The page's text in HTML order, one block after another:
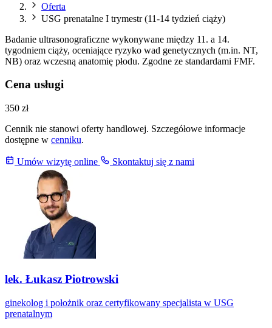
Oferta
USG prenatalne I trymestr (11-14 tydzień ciąży)
Badanie ultrasonograficzne wykonywane między 11. a 14.
tygodniem ciąży, oceniające ryzyko wad genetycznych (m.in. NT,
NB) oraz wczesną anatomię płodu. Zgodne ze standardami FMF.
Cena usługi
350 zł
Cennik nie stanowi oferty handlowej. Szczegółowe informacje
dostępne w cenniku.
Umów wizytę online Skontaktuj się z nami
lek. Łukasz Piotrowski
ginekolog i położnik oraz certyfikowany specjalista w USG
prenatalnym